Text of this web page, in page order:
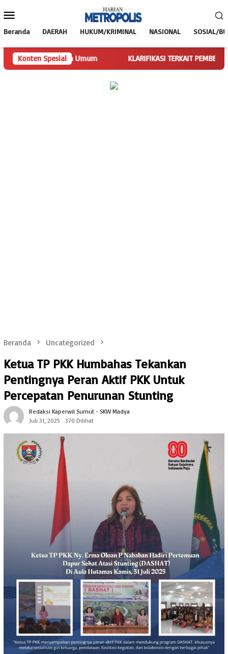
ke
Mobile
Beranda DAERAH HUKUM/KRIMINAL NASIONAL SOSIAL/
Konten Spesial
Tugas Ketua Umum KLARIFIKASI TERKAIT PEMBERITAAN
Beranda Uncategorized
Ketua TP PKK Humbahas Tekankan
Pentingnya Peran Aktif PKK Untuk
Percepatan Penurunan Stunting
Redaksi Kaperwil Sumut - SKW Madya
Juli 31, 2025
370 Dilihat